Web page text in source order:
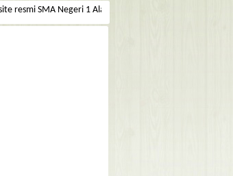
SMA Negeri 1 Alas Barat, kami menyediakan